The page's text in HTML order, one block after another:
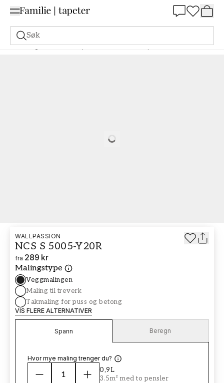
Søk
Maling Bestill basert på NCS Bestill basert på NCS 5005-Y20R
Loading…
WALLPASSION
NCS S 5005-Y20R
fra 289 kr
Malingstype
Veggmalingen
Maling til treverk
Takmaling for puss og betong
VIS FLERE ALTERNATIVER
Spann Beregn
Hvor mye maling trenger du?
0,9L
3.5m² med to pensler